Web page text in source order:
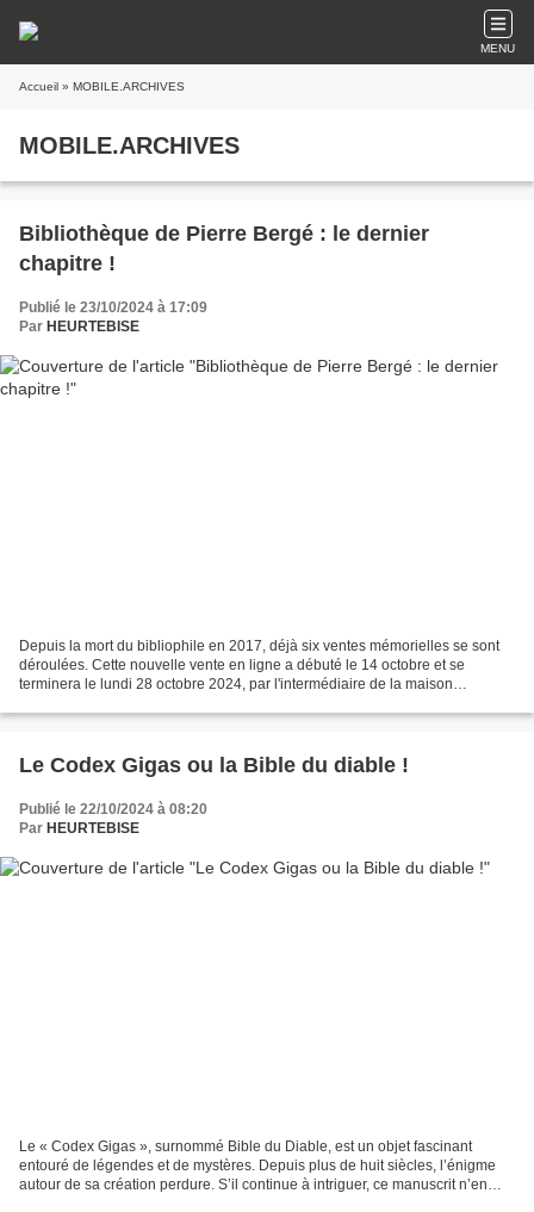
MENU
Accueil » MOBILE.ARCHIVES
MOBILE.ARCHIVES
Bibliothèque de Pierre Bergé : le dernier
chapitre !
Publié le 23/10/2024 à 17:09
Par HEURTEBISE
Depuis la mort du bibliophile en 2017, déjà six ventes mémorielles se sont
déroulées. Cette nouvelle vente en ligne a débuté le 14 octobre et se
terminera le lundi 28 octobre 2024, par l'intermédiaire de la maison
Le Codex Gigas ou la Bible du diable !
Publié le 22/10/2024 à 08:20
Par HEURTEBISE
Le « Codex Gigas », surnommé Bible du Diable, est un objet fascinant
entouré de légendes et de mystères. Depuis plus de huit siècles, l’énigme
autour de sa création perdure. S’il continue à intriguer, ce manuscrit n’en